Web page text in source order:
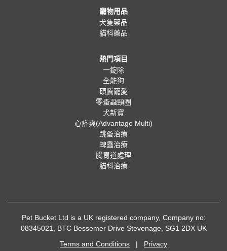
寵物用品
犬隻藥品
貓科藥品
熱門項目
一錠除
全能狗
碩騰寵愛
零蚤蝨頸圈
犬新寶
心疥爽(Advantage Multi)
跳蚤治療
蜱蟲治療
腸胃道處理
貓科治療
Pet Bucket Ltd is a UK registered company, Company no:
08345021, BTC Bessemer Drive Stevenage, SG1 2DX UK
Terms and Conditions | Privacy